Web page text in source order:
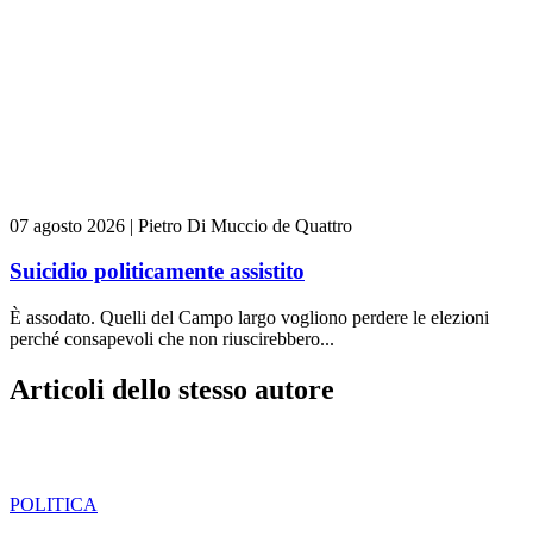
07 agosto 2026 | Pietro Di Muccio de Quattro
Suicidio politicamente assistito
È assodato. Quelli del Campo largo vogliono perdere le elezioni
perché consapevoli che non riuscirebbero...
Articoli dello stesso autore
POLITICA